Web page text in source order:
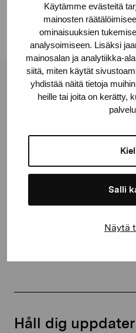
Käytämme evästeitä
mainosten
ominaisuuksien
analysoimiseen. Lisäksi
mainosalan ja analytiikka-
siitä, miten käytät
yhdistää näitä tietoja
heille tai joita on kerätty,
Salli
Näytä
Linkedin
Stiftelsen Pro
+358 (0)50 371 6339
Håll dig